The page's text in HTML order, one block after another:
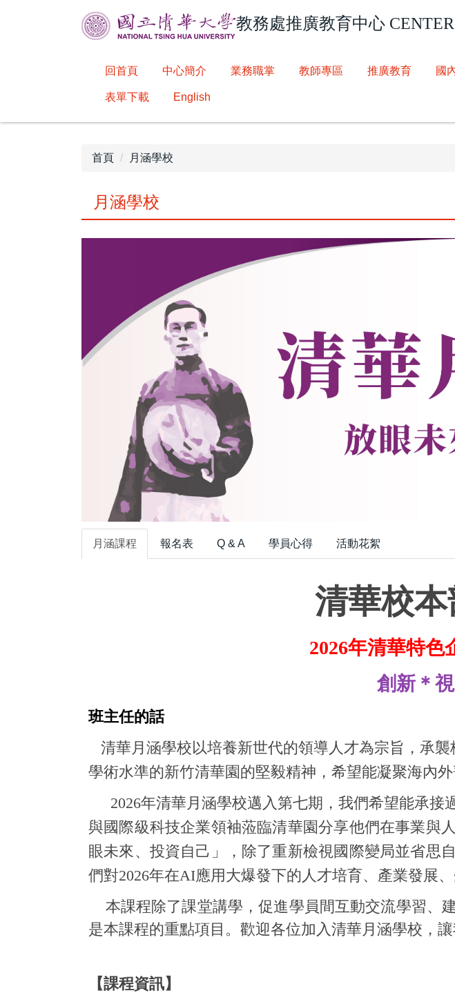
教務處推廣教育中心
回首頁 中心簡介 業務職掌 教師專區 推廣教育 國
表單下載 English
首頁 月涵學校
月涵學校
月涵課程 報名表 Q & A 學員心得 活動花絮
清華校
2026年清華特色
創新＊
班主任的話
清華月涵學校以培養新世代的領導人才為宗旨，承
學術水準的新竹清華園的堅毅精神，希望能凝聚海內
2026年清華月涵學校邁入第七期，我們希望能承接
與國際級科技企業領袖蒞臨清華園分享他們在事業與
眼未來、投資自己」，除了重新檢視國際變局並省思
們對2026年在AI應用大爆發下的人才培育、產業發展
本課程除了課堂講學，促進學員間互動交流學習、
是本課程的重點項目。歡迎各位加入清華月涵學校，
【課程資訊】